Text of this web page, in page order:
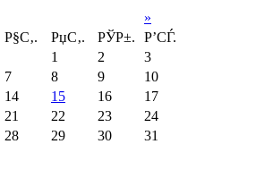
»
Р§С‚. РџС‚. РЎР±.
Р’СЃ.
1
2
3
7 8 9
10
14 15 16
17
21 22 23
24
28 29 30 31